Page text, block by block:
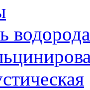
водорода